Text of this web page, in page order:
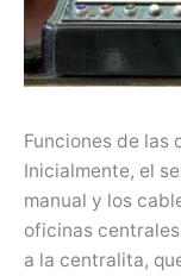
Funciones de
Inicialmente, el
manual y los
oficinas
a la centralita,